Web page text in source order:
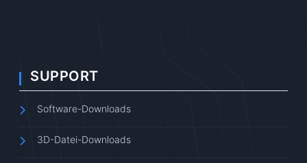
SUPPORT
Software-Downloads
3D-Datei-Downloads